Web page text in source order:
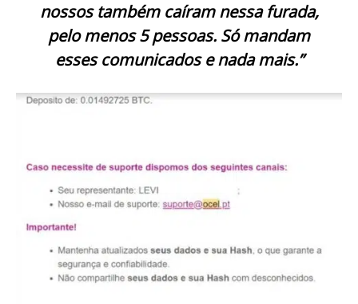
nossos também caíram nessa furada,
pelo menos 5 pessoas. Só mandam
esses comunicados e nada mais.”